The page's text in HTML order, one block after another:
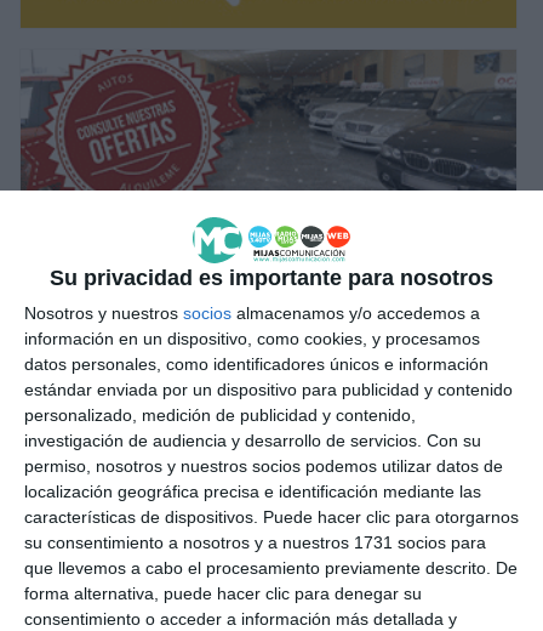
Su privacidad es importante para nosotros
Nosotros y nuestros socios almacenamos y/o accedemos a
información en un dispositivo, como cookies, y procesamos
datos personales, como identificadores únicos e información
estándar enviada por un dispositivo para publicidad y contenido
personalizado, medición de publicidad y contenido,
investigación de audiencia y desarrollo de servicios. Con su
permiso, nosotros y nuestros socios podemos utilizar datos de
localización geográfica precisa e identificación mediante las
características de dispositivos. Puede hacer clic para otorgarnos
su consentimiento a nosotros y a nuestros 1731 socios para
que llevemos a cabo el procesamiento previamente descrito. De
forma alternativa, puede hacer clic para denegar su
consentimiento o acceder a información más detallada y